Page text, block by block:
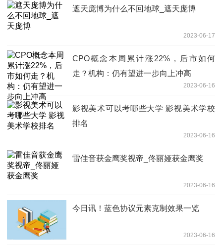
遮天庞博为什么不回地球_遮天庞博
2023-06-17
CPO概念本周累计涨22%，后市如何
走？机构：仍有望进一步向上冲高
2023-06-16
影视美术可以考哪些大学 影视美术学校
排名
2023-06-16
雷佳音获金鹰奖视帝_佟丽娅获金鹰奖
2023-06-16
今日讯！蓝色协议元素克制效果一览
2023-06-16